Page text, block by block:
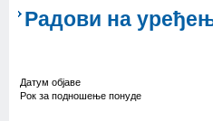
Радови на
Датум објаве
Рок за подношење понуде